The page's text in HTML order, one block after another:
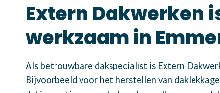
Extern Dakwerken
werkzaam in
Als betrouwbare dakspecialist is Extern
Bijvoorbeeld voor het herstellen van